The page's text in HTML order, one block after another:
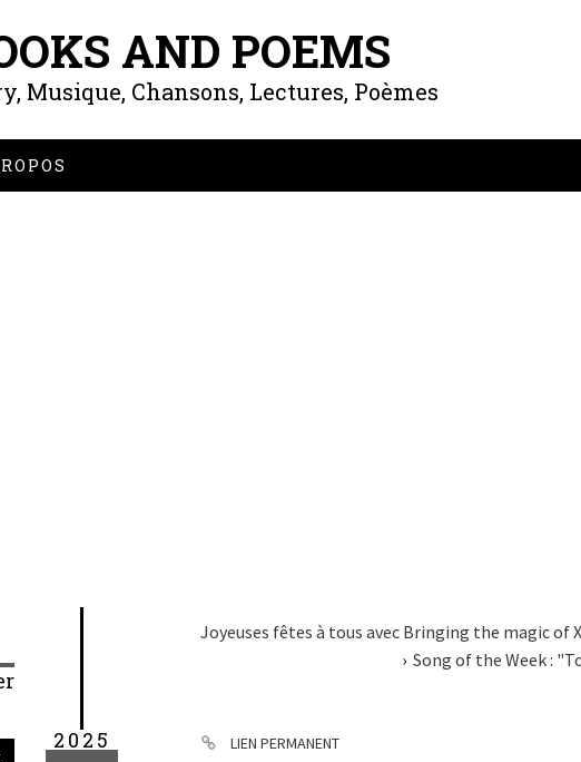
AND POEMS
Musique, Chansons, Lectures, Poèmes
Joyeuses fêtes à tous avec Bringing the magic of
Song of the Week :
LIEN PERMANENT
2025